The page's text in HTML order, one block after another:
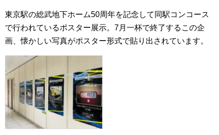
東京駅の総武地下ホーム50周年を記念して同駅コンコース
で行われているポスター展示。7月一杯で終了するこの企
画、懐かしい写真がポスター形式で貼り出されています。